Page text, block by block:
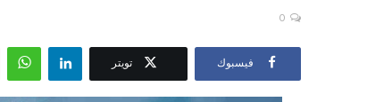
0
فيسبوك تويتر